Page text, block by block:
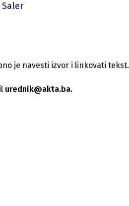
je navesti izvor i linkovati tekst.
urednik@akta.ba.